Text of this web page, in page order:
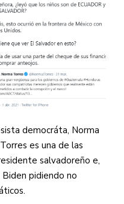
democráta, Norma
es una de las
salvadoreño e,
Biden pidiendo no